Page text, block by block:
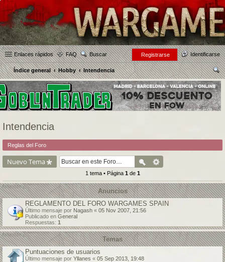
Enlaces rápidos FAQ Buscar Identificarse
Registrarse
Índice general Hobby
Intendencia
us
car
Intendencia
Reglas del Foro
Nuevo Tema
1 tema • Página 1de 1
Anuncios
REGLAMENTO DEL FORO WARGAMES SPAIN
Último mensaje por Nagash « 05 Nov 2007, 21:56
Publicado en General
Respuestas: 1
Temas
Puntuaciones de usuarios
Último mensaje por Yllanes « 05 Sep 2013, 19:48